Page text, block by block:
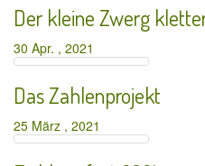
Der kleine Zwerg
30 Apr. , 2021
Das Zahlenprojekt
25 März , 2021